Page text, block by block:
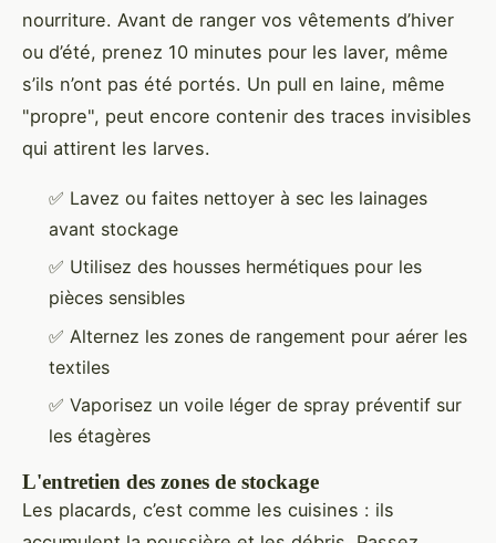
nourriture. Avant de ranger vos vêtements d’hiver
ou d’été, prenez 10 minutes pour les laver, même
s’ils n’ont pas été portés. Un pull en laine, même
"propre", peut encore contenir des traces invisibles
qui attirent les larves.
✅ Lavez ou faites nettoyer à sec les lainages
avant stockage
✅ Utilisez des housses hermétiques pour les
pièces sensibles
✅ Alternez les zones de rangement pour aérer les
textiles
✅ Vaporisez un voile léger de spray préventif sur
les étagères
L'entretien des zones de stockage
Les placards, c’est comme les cuisines : ils